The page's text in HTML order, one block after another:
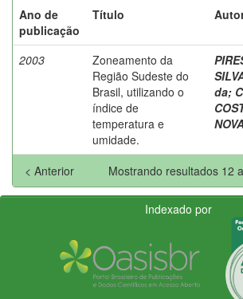
Ano de
publicação
Título
2003
Zoneamento da
Região Sudeste do
Brasil, utilizando o
índice de
temperatura e
umidade.
da;
Mostrando resultados 12
< Anterior
Indexado por